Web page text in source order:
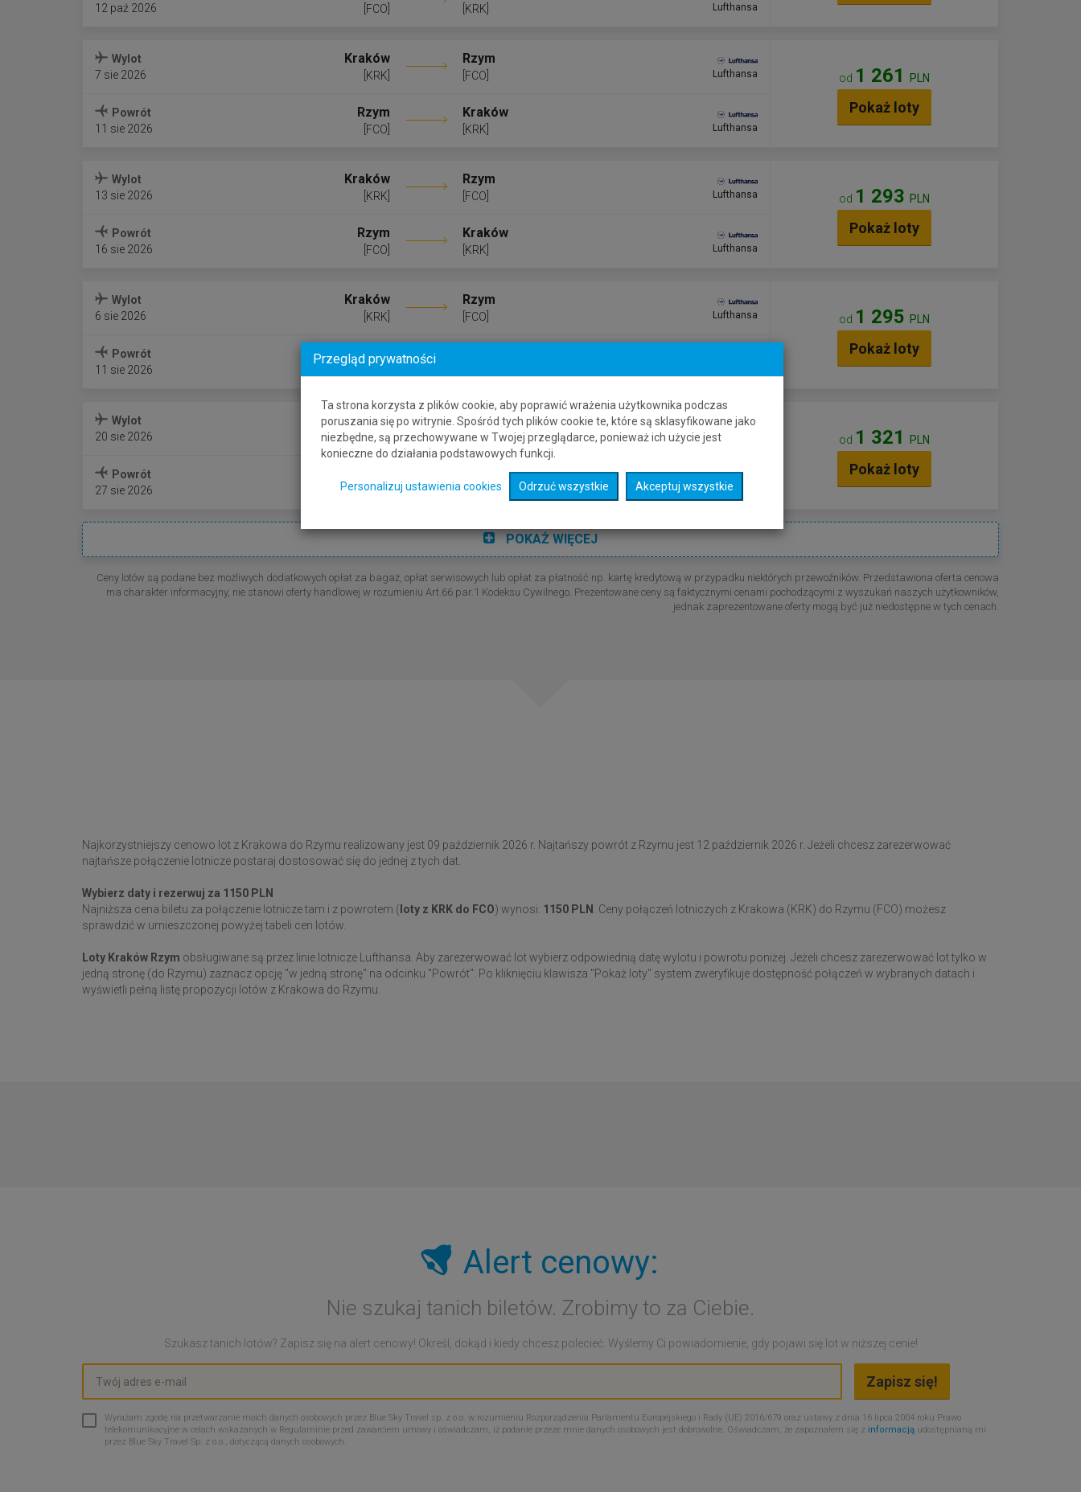
12 paź 2026
[FCO] [KRK] Lufthansa
Wylot
7 sie 2026
Kraków
[KRK]
Rzym
[FCO] Lufthansa
Powrót
11 sie 2026
Rzym
[FCO]
Kraków
[KRK] Lufthansa
od 1 261 PLN
Pokaż loty
Wylot
13 sie 2026
Kraków
[KRK]
Rzym
[FCO] Lufthansa
Powrót
16 sie 2026
Rzym
[FCO]
Kraków
[KRK] Lufthansa
od 1 293 PLN
Pokaż loty
Wylot
6 sie 2026
Kraków
[KRK]
Rzym
[FCO] Lufthansa
Powrót
11 sie 2026
Rzym
od 1 295 PLN
Pokaż loty
Wylot
20 sie 2026
Kraków
[KRK]
Rzym
[FCO] Lufthansa
Powrót
27 sie 2026
[FCO] [KRK] Lufthansa
od 1 321 PLN
Pokaż loty
POKAŻ WIĘCEJ
Ceny lotów są podane bez możliwych dodatkowych opłat za bagaż, opłat serwisowych lub opłat za płatność np. kartę kredytową w przypadku niektórych przewoźników. Przedstawiona oferta cenowa
ma charakter informacyjny, nie stanowi oferty handlowej w rozumieniu Art.66 par.1 Kodeksu Cywilnego. Prezentowane ceny są faktycznymi cenami pochodzącymi z wyszukań naszych użytkowników,
jednak zaprezentowane oferty mogą być już niedostępne w tych cenach.
Najkorzystniejszy cenowo lot z Krakowa do Rzymu realizowany jest 09 październik 2026 r. Najtańszy powrót z Rzymu jest 12 październik 2026 r. Jeżeli chcesz zarezerwować
najtańsze połączenie lotnicze postaraj dostosować się do jednej z tych dat.
Wybierz daty i rezerwuj za 1150 PLN
Najniższa cena biletu za połączenie lotnicze tam i z powrotem ( loty z KRK do FCO) wynosi: 1150 PLN . Ceny połączeń lotniczych z Krakowa (KRK) do Rzymu (FCO) możesz
sprawdzić w umieszczonej powyżej tabeli cen lotów.
Loty Kraków Rzym obsługiwane są przez linie lotnicze Lufthansa. Aby zarezerwować lot wybierz odpowiednią datę wylotu i powrotu poniżej. Jeżeli chcesz zarezerwować lot tylko w
jedną stronę (do Rzymu) zaznacz opcję "w jedną stronę" na odcinku "Powrót". Po kliknięciu klawisza "Pokaż loty" system zweryfikuje dostępność połączeń w wybranych datach i
wyświetli pełną listę propozycji lotów z Krakowa do Rzymu.
Alert cenowy:
Nie szukaj tanich biletów. Zrobimy to za Ciebie.
Szukasz tanich lotów? Zapisz się na alert cenowy! Określ, dokąd i kiedy chcesz polecieć. Wyślemy Ci powiadomienie, gdy pojawi się lot w niższej cenie!
Wyrażam zgodę na przetwarzanie moich danych osobowych przez Blue Sky Travel sp. z o.o. w rozumieniu Rozporządzenia Parlamentu Europejskiego i Rady (UE) 2016/679 oraz ustawy z dnia 16 lipca 2004 roku Prawo
telekomunikacyjne w celach wskazanych w Regulaminie przed zawarciem umowy i oświadczam, iż podanie przeze mnie danych osobowych jest dobrowolne. Oświadczam, że zapoznałem się z informacją udostępnianą mi
przez Blue Sky Travel Sp. z o.o., dotyczącą danych osobowych.
Przegląd prywatności
Ta strona korzysta z plików cookie, aby poprawić wrażenia użytkownika podczas
poruszania się po witrynie. Spośród tych plików cookie te, które są sklasyfikowane jako
niezbędne, są przechowywane w Twojej przeglądarce, ponieważ ich użycie jest
konieczne do działania podstawowych funkcji.
Personalizuj ustawienia cookies Odrzuć wszystkie Akceptuj wszystkie